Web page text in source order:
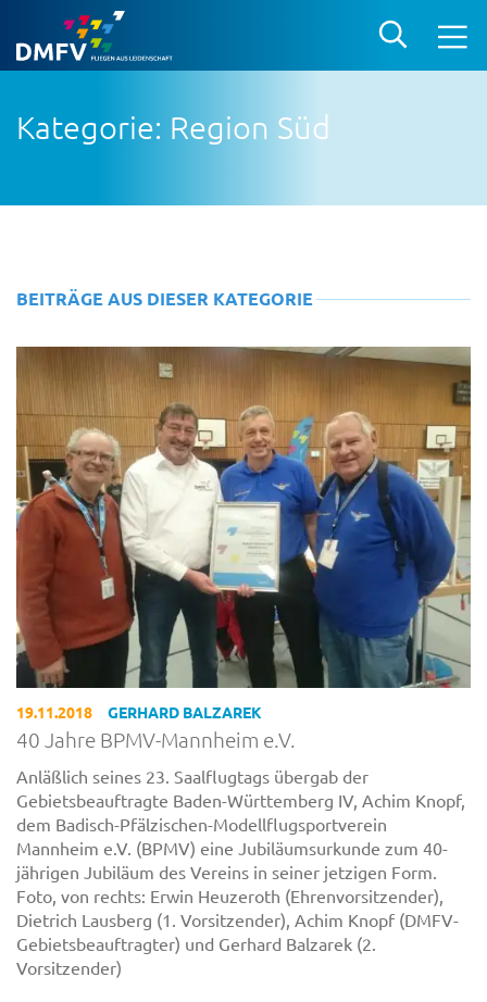
Kategorie: Region Süd
BEITRÄGE AUS DIESER KATEGORIE
19.11.2018 GERHARD BALZAREK
40 Jahre BPMV-Mannheim e.V.
Anläßlich seines 23. Saalflugtags übergab der
Gebietsbeauftragte Baden-Württemberg IV, Achim Knopf,
dem Badisch-Pfälzischen-Modellflugsportverein
Mannheim e.V. (BPMV) eine Jubiläumsurkunde zum 40-
jährigen Jubiläum des Vereins in seiner jetzigen Form.
Foto, von rechts: Erwin Heuzeroth (Ehrenvorsitzender),
Dietrich Lausberg (1. Vorsitzender), Achim Knopf (DMFV-
Gebietsbeauftragter) und Gerhard Balzarek (2.
Vorsitzender)